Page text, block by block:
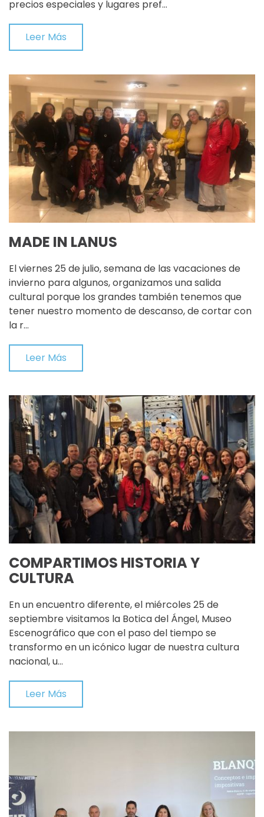
precios especiales y lugares pref…
Leer Más
MADE IN LANUS
El viernes 25 de julio, semana de las vacaciones de
invierno para algunos, organizamos una salida
cultural porque los grandes también tenemos que
tener nuestro momento de descanso, de cortar con
la r…
Leer Más
COMPARTIMOS HISTORIA Y
CULTURA
En un encuentro diferente, el miércoles 25 de
septiembre visitamos la Botica del Ángel, Museo
Escenográfico que con el paso del tiempo se
transformo en un icónico lugar de nuestra cultura
nacional, u…
Leer Más